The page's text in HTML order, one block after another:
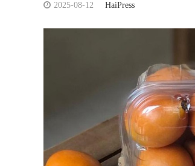
2025-08-12 HaiPress